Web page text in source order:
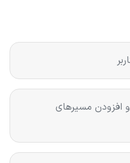
افزودن مسیرهای